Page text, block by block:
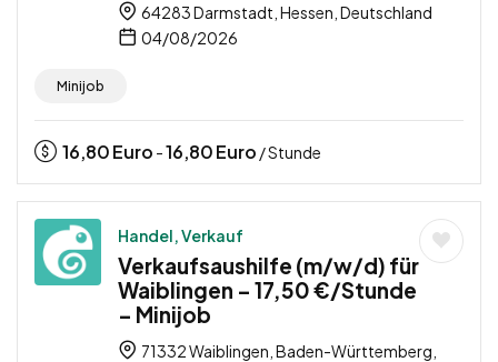
64283 Darmstadt, Hessen, Deutschland
04/08/2026
Minijob
16,80Euro -16,80Euro / Stunde
Handel, Verkauf
Verkaufsaushilfe (m/w/d) für
Waiblingen – 17,50 €/Stunde
– Minijob
71332 Waiblingen, Baden-Württemberg,